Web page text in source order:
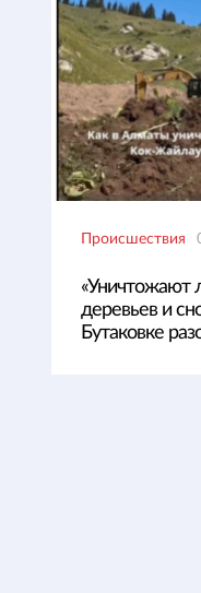
Происшествия
«Уничтожают
деревьев и
Бутаковке